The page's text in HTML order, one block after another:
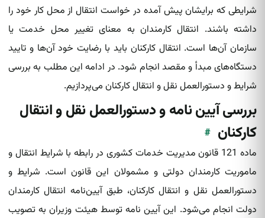
شرایطی که برایشان پیش آمده در خواست انتقال از محل کار خود را
داشته‌ باشند. انتقال کارمندان به معنای تغییر محل خدمت یا
سازمان آن‌ها است. انتقال کارکنان باید با رضایت خود آن‌ها و تایید
دستگاه‌های مبدأ و مقصد انجام شود. در ادامه این مطلب به بررسی
شرایط و دستورالعمل نقل و انتقال کارکنان می‌پردازیم.
بررسی آیین نامه و دستورالعمل نقل و انتقال
کارکنان #
ماده 121 قانون مدیریت خدمات کشوری در رابطه با شرایط انتقال و
ماموریت کارمندان دولتی و مشمولان این قانون است. شرایط و
دستورالعمل نقل و انتقال‌ کارکنان، طبق آیین‌نامه انتقال کارمندان
دولت انجام می‌شود. این آیین نامه توسط هیئت وزیران به تصویب